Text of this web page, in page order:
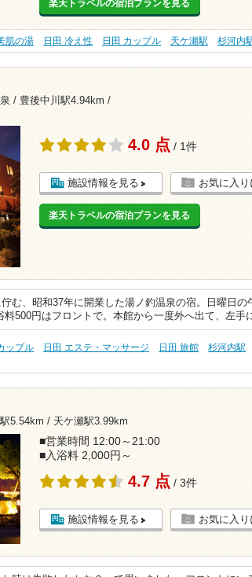
楽天トラベルの宿泊プランを見る
肌の湯 日田 冷え性 日田 カップル 天ケ瀬駅 杉河内
/ 豊後中川駅4.94km /
4.0 点 / 1件
施設情報を見る お気に入り
楽天トラベルの宿泊プランを見る
む、昭和37年に開業した湯ノ釣温泉の宿。日曜日の
料500円はフロントで。本館から一度外へ出て、左
ップル 日田 エステ・マッサージ 日田 旅館 杉河内駅
5.54km / 天ケ瀬駅3.99km
■営業時間 12:00～21:00
■入浴料 2,000円～
4.7 点 / 3件
施設情報を見る お気に入り